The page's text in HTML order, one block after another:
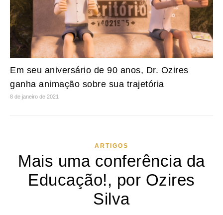
Em seu aniversário de 90 anos, Dr. Ozires
ganha animação sobre sua trajetória
8 de janeiro de 2021
ARTIGOS
Mais uma conferência da
Educação!, por Ozires
Silva